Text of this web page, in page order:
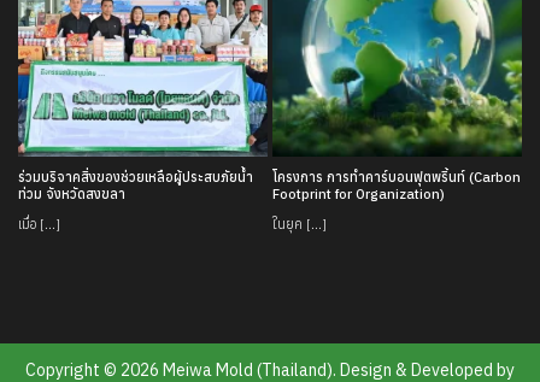
ร่วมบริจาคสิ่งของช่วยเหลือผู้ประสบภัยน้ำ
ท่วม จังหวัดสงขลา
เมื่อ [...]
โครงการ การทำคาร์บอนฟุตพริ้นท์ (Carbon
Footprint for Organization)
ในยุค [...]
Copyright © 2026 Meiwa Mold (Thailand). Design & Developed by